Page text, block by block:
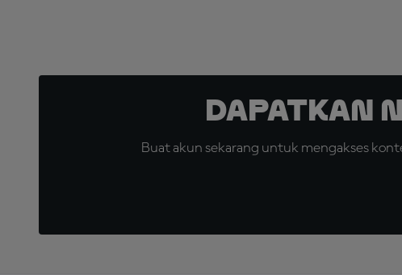
Dapatkan
Buat akun sekarang untuk mengakses